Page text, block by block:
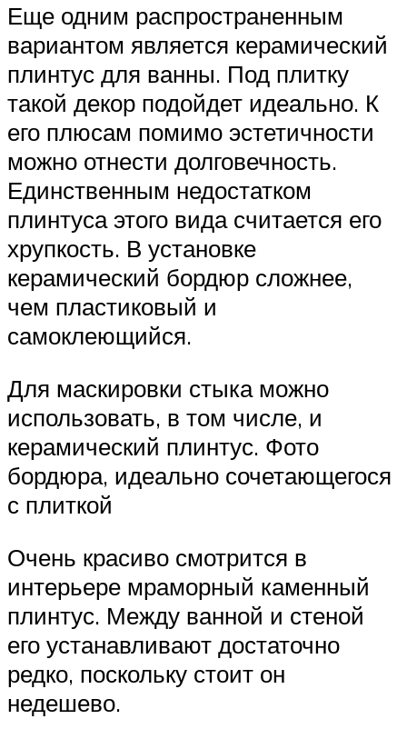
Еще одним распространенным
вариантом является керамический
плинтус для ванны. Под плитку
такой декор подойдет идеально. К
его плюсам помимо эстетичности
можно отнести долговечность.
Единственным недостатком
плинтуса этого вида считается его
хрупкость. В установке
керамический бордюр сложнее,
чем пластиковый и
самоклеющийся.
Для маскировки стыка можно
использовать, в том числе, и
керамический плинтус. Фото
бордюра, идеально сочетающегося
с плиткой
Очень красиво смотрится в
интерьере мраморный каменный
плинтус. Между ванной и стеной
его устанавливают достаточно
редко, поскольку стоит он
недешево.